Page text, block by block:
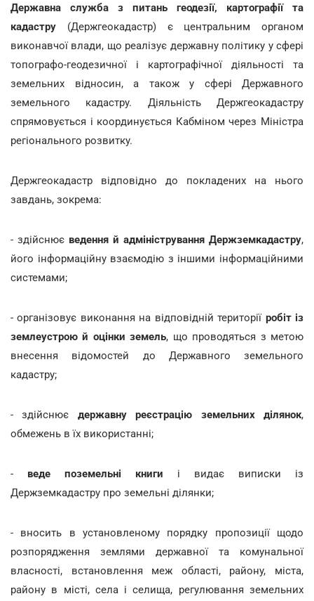
Державна служба з питань геодезії, картографії та
кадастру (Держгеокадастр) є центральним органом
виконавчої влади, що реалізує державну політику у сфері
топографо-геодезичної і картографічної діяльності та
земельних відносин, а також у сфері Державного
земельного кадастру. Діяльність Держгеокадастру
спрямовується і координується Кабміном через Міністра
регіонального розвитку.
Держгеокадастр відповідно до покладених на нього
завдань, зокрема:
- здійснює ведення й адміністрування Держземкадастру,
його інформаційну взаємодію з іншими інформаційними
системами;
- організовує виконання на відповідній території робіт із
землеустрою й оцінки земель, що проводяться з метою
внесення відомостей до Державного земельного
кадастру;
- здійснює державну реєстрацію земельних ділянок,
обмежень в їх використанні;
- веде поземельні книги і видає виписки із
Держземкадастру про земельні ділянки;
- вносить в установленому порядку пропозиції щодо
розпорядження землями державної та комунальної
власності, встановлення меж області, району, міста,
району в місті, села і селища, регулювання земельних